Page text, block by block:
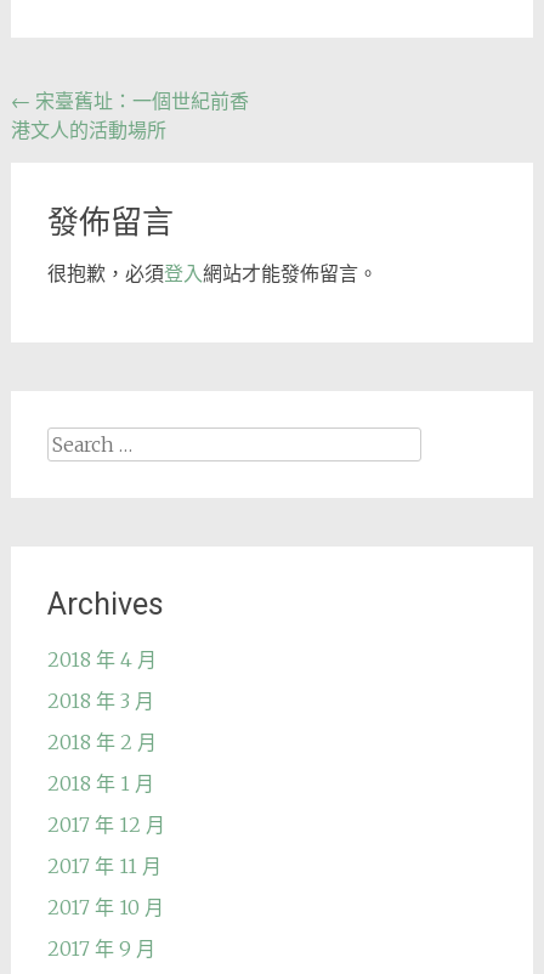
Post
navigation
← 宋臺舊址：一個世紀前香
港文人的活動場所
發佈留言
很抱歉，必須登入網站才能發佈留言。
Search
for:
Archives
2018 年 4 月
2018 年 3 月
2018 年 2 月
2018 年 1 月
2017 年 12 月
2017 年 11 月
2017 年 10 月
2017 年 9 月